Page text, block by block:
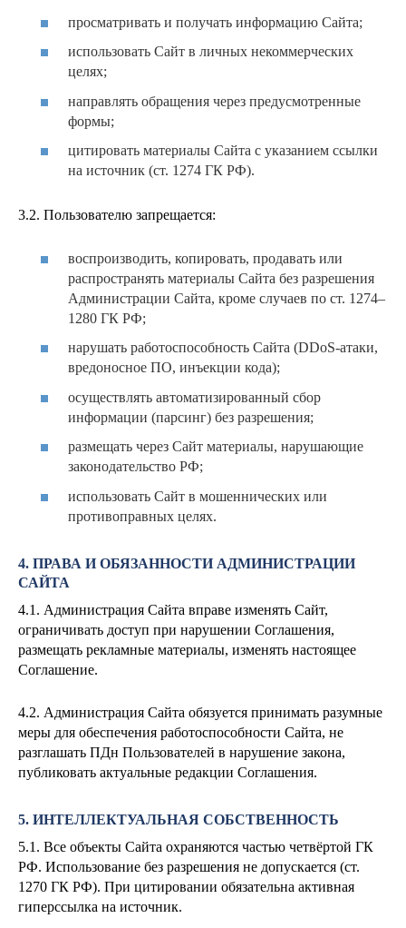
просматривать и получать информацию Сайта;
использовать Сайт в личных некоммерческих
целях;
направлять обращения через предусмотренные
формы;
цитировать материалы Сайта с указанием ссылки
на источник (ст. 1274 ГК РФ).
3.2. Пользователю запрещается:
воспроизводить, копировать, продавать или
распространять материалы Сайта без разрешения
Администрации Сайта, кроме случаев по ст. 1274–
1280 ГК РФ;
нарушать работоспособность Сайта (DDoS-атаки,
вредоносное ПО, инъекции кода);
осуществлять автоматизированный сбор
информации (парсинг) без разрешения;
размещать через Сайт материалы, нарушающие
законодательство РФ;
использовать Сайт в мошеннических или
противоправных целях.
4. ПРАВА И ОБЯЗАННОСТИ АДМИНИСТРАЦИИ
САЙТА
4.1. Администрация Сайта вправе изменять Сайт,
ограничивать доступ при нарушении Соглашения,
размещать рекламные материалы, изменять настоящее
Соглашение.
4.2. Администрация Сайта обязуется принимать разумные
меры для обеспечения работоспособности Сайта, не
разглашать ПДн Пользователей в нарушение закона,
публиковать актуальные редакции Соглашения.
5. ИНТЕЛЛЕКТУАЛЬНАЯ СОБСТВЕННОСТЬ
5.1. Все объекты Сайта охраняются частью четвёртой ГК
РФ. Использование без разрешения не допускается (ст.
1270 ГК РФ). При цитировании обязательна активная
гиперссылка на источник.